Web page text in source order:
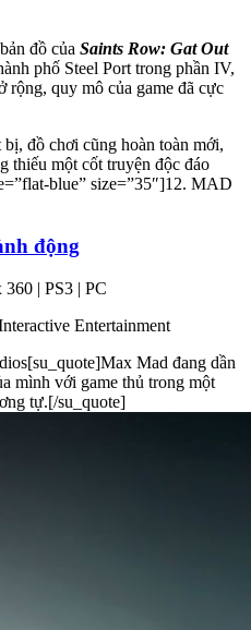
đồ của Saints Row: Gat Out
phố Steel Port trong phần IV,
rộng, quy mô của game đã cực
đồ chơi cũng hoàn toàn mới,
thiếu một cốt truyện độc đáo
blue” size=”35″]12. MAD
động
| PS3 | PC
Entertainment
Mad đang dần
mình với game thủ trong một
tự.[/su_quote]